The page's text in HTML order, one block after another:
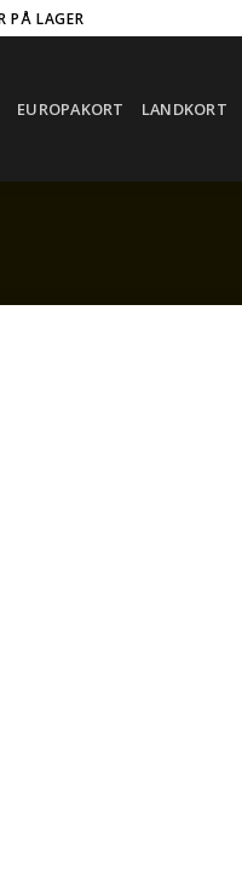
PÅ LAGER
EUROPAKORT LANDKORT